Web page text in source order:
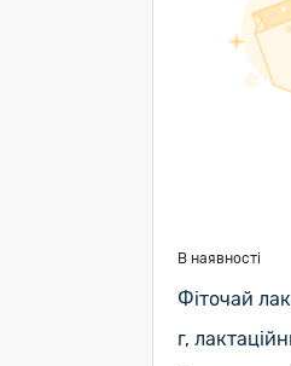
В наявності
Фіточай
г,